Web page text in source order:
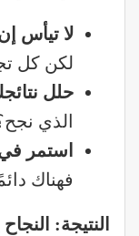
لا تيأس
لكن كل
حلل
الذي
استمر
فهناك
النتيجة: